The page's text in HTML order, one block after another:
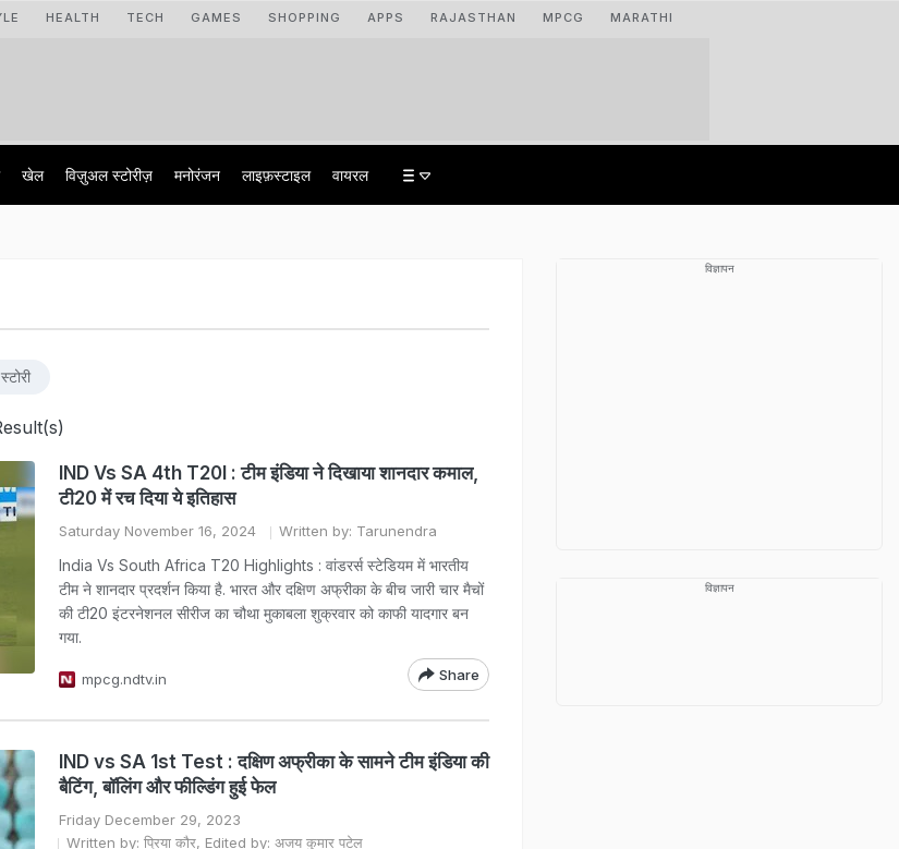
HEALTH TECH GAMES SHOPPING APPS RAJASTHAN MPCG MARATHI
खेल विज़ुअल स्टोरीज़ मनोरंजन लाइफ़स्टाइल वायरल
IND Vs SA 4th T20I : टीम इंडिया ने दिखाया शानदार कमाल,
टी20 में रच दिया ये इतिहास
Saturday November 16, 2024 Written by: Tarunendra
India Vs South Africa T20 Highlights : वांडरर्स स्टेडियम में भारतीय
टीम ने शानदार प्रदर्शन किया है. भारत और दक्षिण अफ्रीका के बीच जारी चार मैचों
की टी20 इंटरनेशनल सीरीज का चौथा मुकाबला शुक्रवार को काफी यादगार बन
गया.
mpcg.ndtv.in Share
IND vs SA 1st Test : दक्षिण अफ्रीका के सामने टीम इंडिया की
बैटिंग, बॉलिंग और फील्डिंग हुई फेल
Friday December 29, 2023
Written by: प्रिया कौर, Edited by: अजय कुमार पटेल
विज्ञापन
विज्ञापन